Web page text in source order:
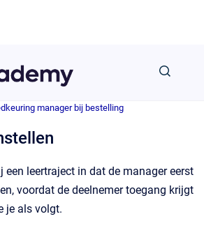
manager bij bestelling
een leertraject in dat de manager eerst
voordat de deelnemer toegang krijgt
je als volgt.